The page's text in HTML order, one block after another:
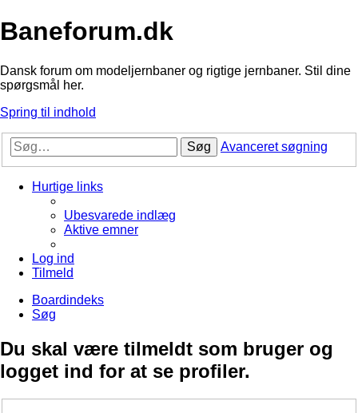
Baneforum.dk
Dansk forum om modeljernbaner og rigtige jernbaner. Stil dine
spørgsmål her.
Spring til indhold
Søg Avanceret søgning
Hurtige links
Ubesvarede indlæg
Aktive emner
Log ind
Tilmeld
Boardindeks
Søg
Du skal være tilmeldt som bruger og
logget ind for at se profiler.